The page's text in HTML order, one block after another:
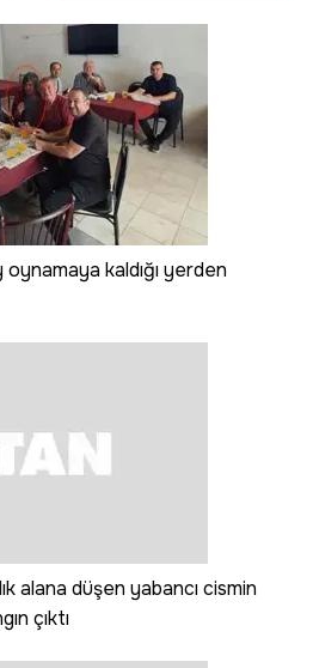
kaldığı yerden
alana düşen yabancı cismin
çıktı